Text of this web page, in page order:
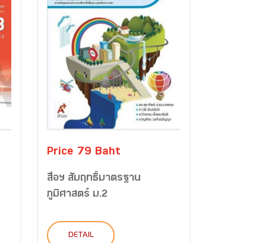
Price 79 Baht
สื่อฯ สัมฤทธิ์มาตรฐาน
ภูมิศาสตร์ ม.2
DETAIL